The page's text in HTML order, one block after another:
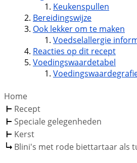
Keukenspullen
Bereidingswijze
Ook lekker om te maken
Voedselallergie
Reacties op dit recept
Voedingswaardetabel
Home
Recept
Speciale gelegenheden
Kerst
Blini's met rode biettartaar als